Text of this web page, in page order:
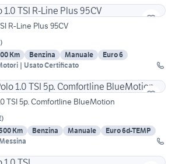
R-Line Plus 95CV
)
Km Benzina Manuale
Euro 6
| Usato Certificato
TSI 5p. Comfortline BlueMotion
)
Km Benzina Manuale
Euro 6d-TEMP